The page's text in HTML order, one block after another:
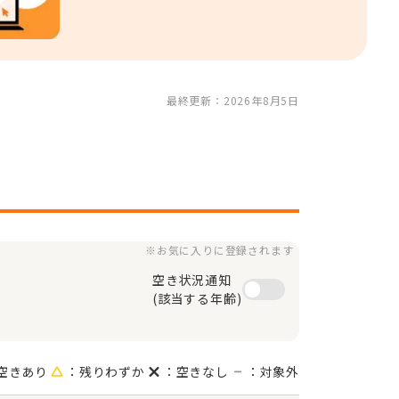
最終更新：2026年8月5日
※お気に入りに登録されます
空き状況通知
(該当する年齢)
きあり ：残りわずか ：空きなし ：対象外